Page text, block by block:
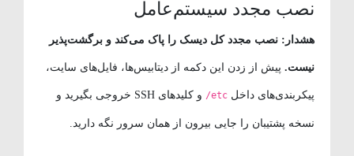
نصب مجدد سیستم‌عامل
هشدار: نصب مجدد کل دیسک را پاک می‌کند و برگشت‌پذیر
نیست.پیش از زدن این دکمه از دیتابیس‌ها، فایل‌های سایت،
پیکربندی‌های داخل/etc و کلیدهای SSH خروجی بگیرید و
نسخه پشتیبان را جایی بیرون از همان سرور نگه دارید.